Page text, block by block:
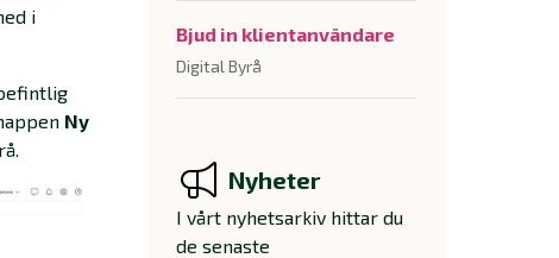
i
Ny
Bjud in klientanvändare
Digital Byrå
Nyheter
I vårt nyhetsarkiv hittar du
de senaste